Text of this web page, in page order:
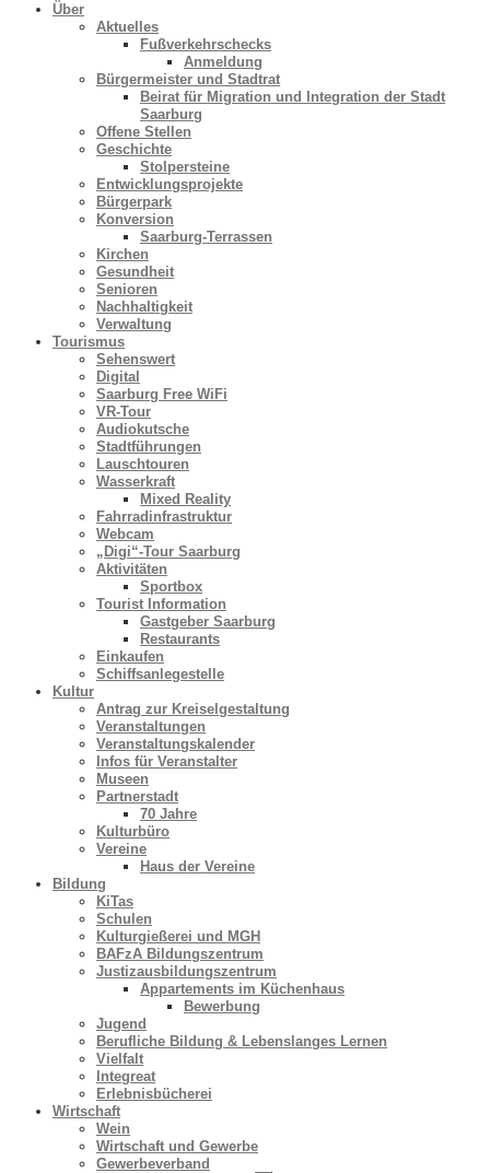
Über
Aktuelles
Fußverkehrschecks
Anmeldung
Bürgermeister und Stadtrat
Beirat für Migration und Integration der Stadt
Saarburg
Offene Stellen
Geschichte
Stolpersteine
Entwicklungsprojekte
Bürgerpark
Konversion
Saarburg-Terrassen
Kirchen
Gesundheit
Senioren
Nachhaltigkeit
Verwaltung
Tourismus
Sehenswert
Digital
Saarburg Free WiFi
VR-Tour
Audiokutsche
Stadtführungen
Lauschtouren
Wasserkraft
Mixed Reality
Fahrradinfrastruktur
Webcam
„Digi“-Tour Saarburg
Aktivitäten
Sportbox
Tourist Information
Gastgeber Saarburg
Restaurants
Einkaufen
Schiffsanlegestelle
Kultur
Antrag zur Kreiselgestaltung
Veranstaltungen
Veranstaltungskalender
Infos für Veranstalter
Museen
Partnerstadt
70 Jahre
Kulturbüro
Vereine
Haus der Vereine
Bildung
KiTas
Schulen
Kulturgießerei und MGH
BAFzA Bildungszentrum
Justizausbildungszentrum
Appartements im Küchenhaus
Bewerbung
Jugend
Berufliche Bildung & Lebenslanges Lernen
Vielfalt
Integreat
Erlebnisbücherei
Wirtschaft
Wein
Wirtschaft und Gewerbe
Gewerbeverband